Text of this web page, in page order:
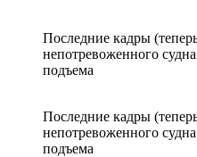
Последние кадры
непотревоженного судна
подъема
Последние кадры
непотревоженного судна
подъема